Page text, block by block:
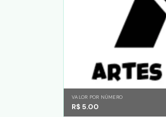
VALOR POR NÚMERO
R$ 5.00